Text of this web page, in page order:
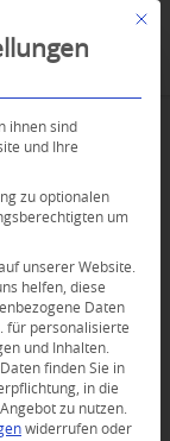
Mit
ihnen sind
und Ihre
zu optionalen
um
unserer Website.
helfen, diese
Daten
für personalisierte
und Inhalten.
finden Sie in
in die
zu nutzen.
widerrufen oder